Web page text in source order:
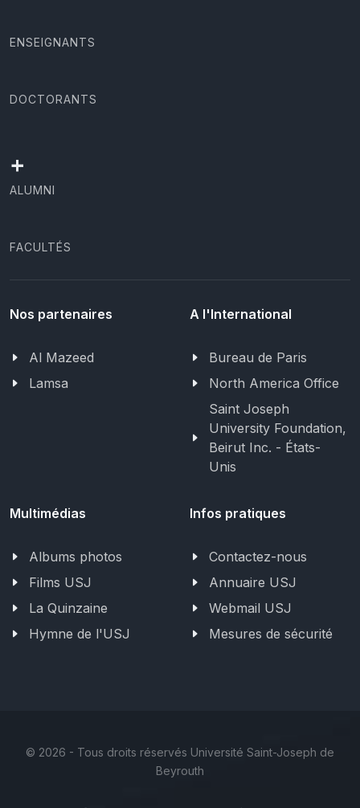
ENSEIGNANTS
DOCTORANTS
+
ALUMNI
FACULTÉS
Nos partenaires
Al Mazeed
Lamsa
A l'International
Bureau de Paris
North America Office
Saint Joseph
University Foundation,
Beirut Inc. - États-
Unis
Multimédias
Albums photos
Films USJ
La Quinzaine
Hymne de l'USJ
Infos pratiques
Contactez-nous
Annuaire USJ
Webmail USJ
Mesures de sécurité
© 2026 - Tous droits réservés Université Saint-Joseph de
Beyrouth